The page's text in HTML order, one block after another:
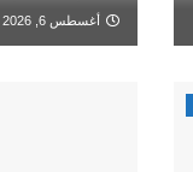
أغسطس 6, 2026